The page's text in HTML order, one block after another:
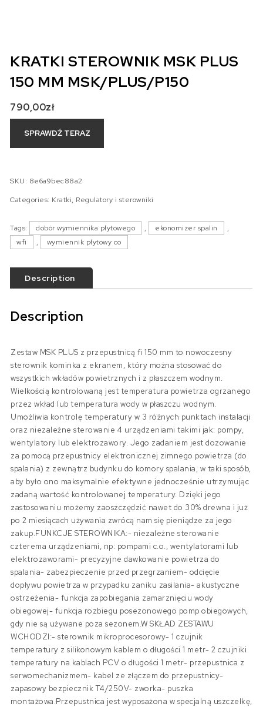
KRATKI STEROWNIK MSK PLUS
150 MM MSK/PLUS/P150
790,00zł
SPRAWDŹ TERAZ
SKU: 8e6a9bec88a2
Categories: Kratki, Regulatory i sterowniki
Tags: dobór wymiennika płytowego , ekonomizer spalin
,
wfi
, wymiennik płytowy co
Description
Description
Zestaw MSK PLUS z przepustnicą fi 150 mm to nowoczesny
sterownik kominka z ekranem, który można stosować do
wszystkich wkładów powietrznych i z płaszczem wodnym.
Wielkością kontrolowaną jest temperatura powietrza ogrzanego
przez wkład lub temperatura wody w płaszczu wodnym.
Umożliwia kontrolę temperatury w 3 różnych punktach instalacji
oraz niezależne sterowanie 4 urządzeniami takimi jak: pompy,
wentylatory lub elektrozawory. Jego zadaniem jest dozowanie
za pomocą przepustnicy elektronicznej zimnego powietrza (do
spalania) z zewnątrz budynku do komory spalania, w taki sposób,
aby było ono maksymalnie efektywne jednocześnie utrzymując
zadaną wartość kontrolowanej temperatury. Dzięki jego
zastosowaniu możemy zaoszczędzić nawet do 30% drewna i już
po 2 miesiącach używania zwrócą nam się pieniądze za jego
zakup.FUNKCJE STEROWNIKA:- niezależne sterowanie
czterema urządzeniami, np: pompami c.o., wentylatorami lub
elektrozaworami- precyzyjne dawkowanie powietrza do
spalania- zabezpieczenie przed przegrzaniem- odcięcie
dopływu powietrza w przypadku zaniku zasilania- akustyczne
ostrzeżenia- funkcja zapobiegania zamarznięciu wody
obiegowej- funkcja rozbiegu posezonowego pomp obiegowych,
gdy nie są używane poza sezonem.W SKŁAD ZESTAWU
WCHODZI:- sterownik mikroprocesorowy- 1 czujnik
temperatury z silikonowym kablem o długości 1 metr- 2 czujniki
temperatury na kablach PCV o długości 1 metr- przepustnica z
serwomechanizmem- kabel ze złączem do przepustnicy-
zapasowy bezpiecznik T4/250V- zworka- puszka
montażowa.Przepustnica jest wyposażona w specjalną uszczelkę,